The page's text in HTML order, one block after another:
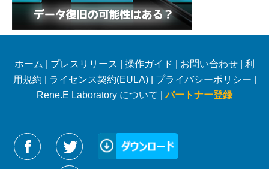
ホーム プレスリリース 操作ガイド お問い合わせ
利
用規約
ライセンス契約(EULA)| プライバシーポリシー
Rene.E Laboratory について |パートナー登録
Reneelabをフォローする